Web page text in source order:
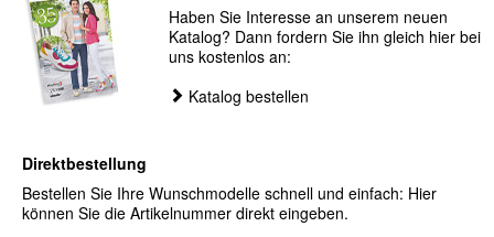
Haben Sie Interesse an unserem neuen
Katalog? Dann fordern Sie ihn gleich hier bei
uns kostenlos an:
Katalog bestellen
Direktbestellung
Bestellen Sie Ihre Wunschmodelle schnell und einfach: Hier
können Sie die Artikelnummer direkt eingeben.